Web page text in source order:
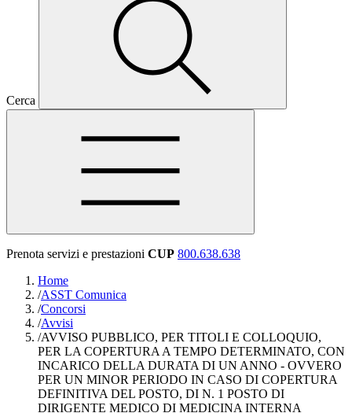
Cerca
Prenota servizi e prestazioni CUP 800.638.638
Home
/ASST Comunica
/Concorsi
/Avvisi
/AVVISO PUBBLICO, PER TITOLI E COLLOQUIO,
PER LA COPERTURA A TEMPO DETERMINATO, CON
INCARICO DELLA DURATA DI UN ANNO - OVVERO
PER UN MINOR PERIODO IN CASO DI COPERTURA
DEFINITIVA DEL POSTO, DI N. 1 POSTO DI
DIRIGENTE MEDICO DI MEDICINA INTERNA